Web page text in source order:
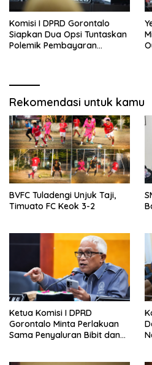
Komisi I DPRD Gorontalo
Siapkan Dua Opsi Tuntaskan
Polemik Pembayaran
Rekomendasi untuk kamu
BVFC Tuladengi Unjuk Taji,
Timuato FC Keok 3-2
Ketua Komisi I DPRD
Gorontalo Minta Perlakuan
Sama Penyaluran Bibit dan